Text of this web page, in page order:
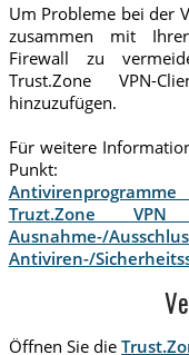
Um Probleme bei der
zusammen mit Ihrer
Firewall zu
Trust.Zone VPN-
hinzuzufügen.
Für weitere
Punkt:
Truzt.Zone
Ausnahme-/
Antiviren-/
Öffnen Sie die